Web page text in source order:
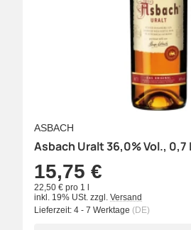
ASBACH
Asbach Uralt 36,0% Vol., 0,7
15,75 €
22,50 € pro 1 l
inkl. 19% USt. zzgl. Versand
Lieferzeit: 4 - 7 Werktage (DE)